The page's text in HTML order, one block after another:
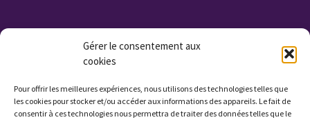
Gérer le consentement aux
cookies
Pour offrir les meilleures expériences, nous utilisons des technologies telles que
les cookies pour stocker et/ou accéder aux informations des appareils. Le fait de
consentir à ces technologies nous permettra de traiter des données telles que le
Organisme de Formation N° 232 700 114 27
Cet enregistrement ne vaut pas agrément de l'état.
Non assujettie à la TVA. Affilié UROF
N° SIRET: 323 222 034 000 15
Code APE: 9799Z